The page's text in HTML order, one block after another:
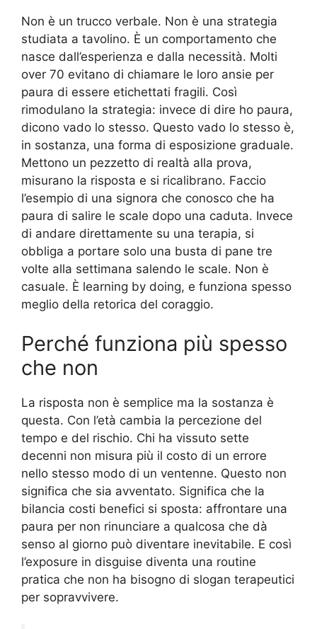
Non è un trucco verbale. Non è una strategia
studiata a tavolino. È un comportamento che
nasce dall’esperienza e dalla necessità. Molti
over 70 evitano di chiamare le loro ansie per
paura di essere etichettati fragili. Così
rimodulano la strategia: invece di dire ho paura,
dicono vado lo stesso. Questo vado lo stesso è,
in sostanza, una forma di esposizione graduale.
Mettono un pezzetto di realtà alla prova,
misurano la risposta e si ricalibrano. Faccio
l’esempio di una signora che conosco che ha
paura di salire le scale dopo una caduta. Invece
di andare direttamente su una terapia, si
obbliga a portare solo una busta di pane tre
volte alla settimana salendo le scale. Non è
casuale. È learning by doing, e funziona spesso
meglio della retorica del coraggio.
Perché funziona più spesso
che non
La risposta non è semplice ma la sostanza è
questa. Con l’età cambia la percezione del
tempo e del rischio. Chi ha vissuto sette
decenni non misura più il costo di un errore
nello stesso modo di un ventenne. Questo non
significa che sia avventato. Significa che la
bilancia costi benefici si sposta: affrontare una
paura per non rinunciare a qualcosa che dà
senso al giorno può diventare inevitabile. E così
l’exposure in disguise diventa una routine
pratica che non ha bisogno di slogan terapeutici
per sopravvivere.